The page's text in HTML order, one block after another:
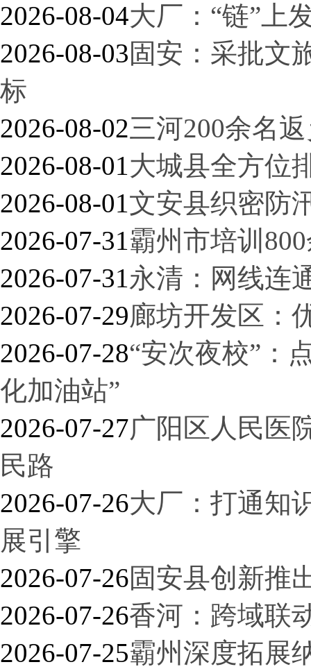
2026-08-04大厂：“链”上
2026-08-03固安：采批文
标
2026-08-02三河200余名
2026-08-01大城县全方位
2026-08-01文安县织密防
2026-07-31霸州市培训
2026-07-31永清：网线连
2026-07-29廊坊开发区：
2026-07-28“安次夜校”：
化加油站”
2026-07-27广阳区人民医
民路
2026-07-26大厂：打通知
展引擎
2026-07-26固安县创新推
2026-07-26香河：跨域联
2026-07-25霸州深度拓展